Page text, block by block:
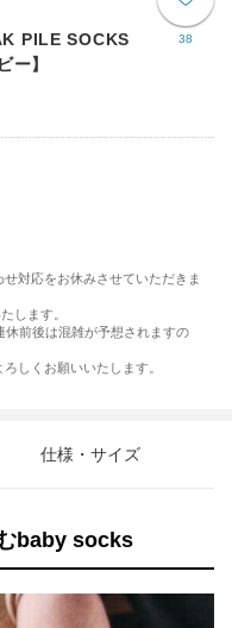
38
PILE SOCKS
ー】
対応をお休みさせていただきま
します。
前後は混雑が予想されますの
しくお願いいたします。
仕様・サイズ
baby socks